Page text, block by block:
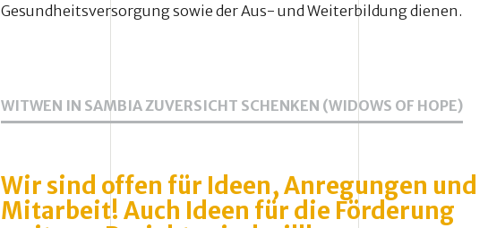
Gesundheitsversorgung sowie der Aus- und Weiterbildung dienen.
WITWEN IN SAMBIA ZUVERSICHT SCHENKEN (WIDOWS OF HOPE)
Wir sind offen für Ideen, Anregungen und
Mitarbeit! Auch Ideen für die Förderung